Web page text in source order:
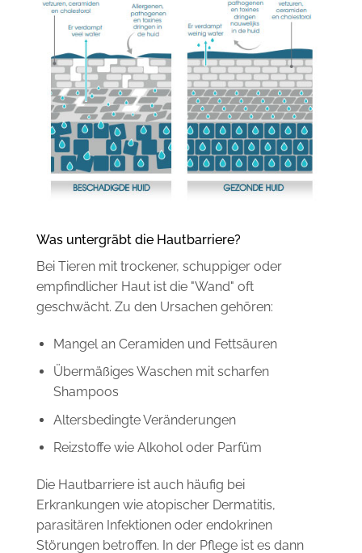
Was untergräbt die Hautbarriere?
Bei Tieren mit trockener, schuppiger oder
empfindlicher Haut ist die "Wand" oft
geschwächt. Zu den Ursachen gehören:
Mangel an Ceramiden und Fettsäuren
Übermäßiges Waschen mit scharfen
Shampoos
Altersbedingte Veränderungen
Reizstoffe wie Alkohol oder Parfüm
Die Hautbarriere ist auch häufig bei
Erkrankungen wie atopischer Dermatitis,
parasitären Infektionen oder endokrinen
Störungen betroffen. In der Pflege ist es dann